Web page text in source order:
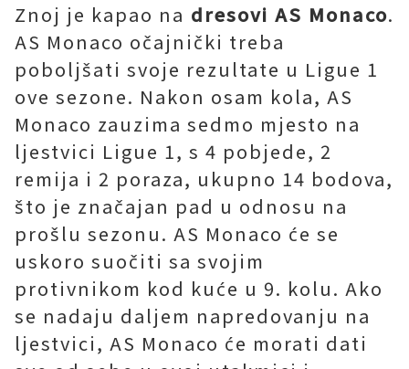
Znoj je kapao na dresovi AS Monaco.
AS Monaco očajnički treba
poboljšati svoje rezultate u Ligue 1
ove sezone. Nakon osam kola, AS
Monaco zauzima sedmo mjesto na
ljestvici Ligue 1, s 4 pobjede, 2
remija i 2 poraza, ukupno 14 bodova,
što je značajan pad u odnosu na
prošlu sezonu. AS Monaco će se
uskoro suočiti sa svojim
protivnikom kod kuće u 9. kolu. Ako
se nadaju daljem napredovanju na
ljestvici, AS Monaco će morati dati